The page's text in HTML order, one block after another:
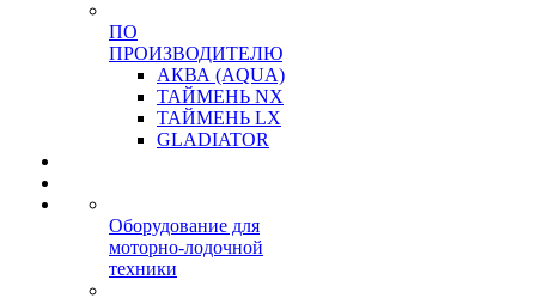
ПО
ПРОИЗВОДИТЕЛЮ
АКВА (AQUA)
ТАЙМЕНЬ NX
ТАЙМЕНЬ LX
GLADIATOR
Оборудование для
моторно-лодочной
техники